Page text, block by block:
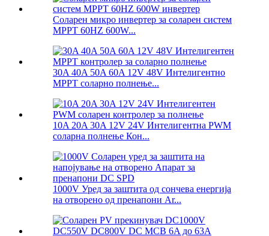
Соларен микро инвертер за соларен систем
MPPT 60HZ 600W...
30A 40A 50A 60A 12V 48V Интелигентно
MPPT соларно полнење...
10A 20A 30A 12V 24V Интелигентна PWM
соларна полнење Кон...
1000V Уред за заштита од сончева енергија
на отворено од пренапони Ar...